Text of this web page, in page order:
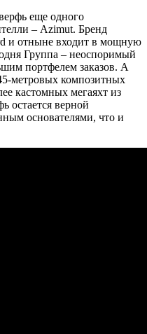
еще одного
– Azimut. Бренд
и отныне входит в мощную
Группа – неоспоримый
портфелем заказов. А
метровых композитных
кастомных мегаяхт из
остается верной
основателями, что и